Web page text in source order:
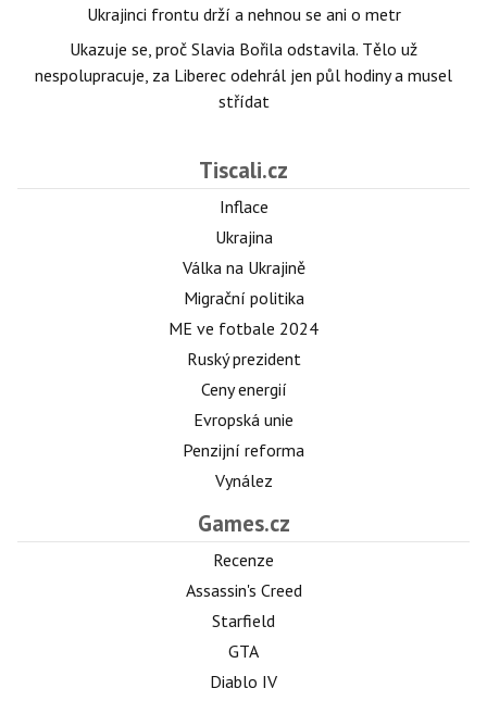
Ukrajinci frontu drží a nehnou se ani o metr
Ukazuje se, proč Slavia Bořila odstavila. Tělo už
nespolupracuje, za Liberec odehrál jen půl hodiny a musel
střídat
Tiscali.cz
Inflace
Ukrajina
Válka na Ukrajině
Migrační politika
ME ve fotbale 2024
Ruský prezident
Ceny energií
Evropská unie
Penzijní reforma
Vynález
Games.cz
Recenze
Assassin's Creed
Starfield
GTA
Diablo IV